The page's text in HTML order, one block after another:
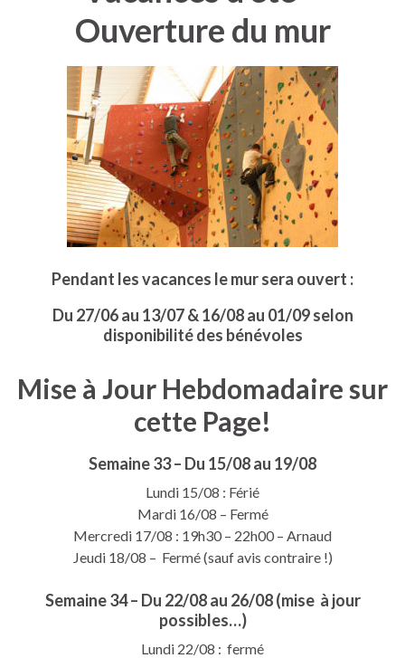
Ouverture du mur
Pendant les vacances le mur sera ouvert :
Du 27/06 au 13/07 & 16/08 au 01/09 selon
disponibilité des bénévoles
Mise à Jour Hebdomadaire sur
cette Page!
Semaine 33 – Du 15/08 au 19/08
Lundi 15/08 : Férié
Mardi 16/08 – Fermé
Mercredi 17/08 : 19h30 – 22h00 – Arnaud
Jeudi 18/08 – Fermé (sauf avis contraire !)
Semaine 34 – Du 22/08 au 26/08 (mise à jour
possibles…)
Lundi 22/08 : fermé